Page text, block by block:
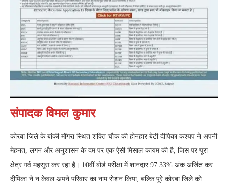
संपादक विमल कुमार
कोरबा जिले के बांकी मोंगरा स्थित शक्ति चौक की होनहार बेटी दीपिका कश्यप ने अपनी
मेहनत, लगन और अनुशासन के दम पर एक ऐसी मिसाल कायम की है, जिस पर पूरा
क्षेत्र गर्व महसूस कर रहा है। 10वीं बोर्ड परीक्षा में शानदार 97.33% अंक अर्जित कर
दीपिका ने न केवल अपने परिवार का नाम रोशन किया, बल्कि पूरे कोरबा जिले को